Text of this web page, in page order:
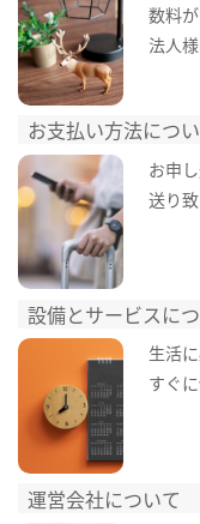
数料
法人
お支払い方法につ
お申
送り致
設備とサービスに
生活
すぐ
運営会社について